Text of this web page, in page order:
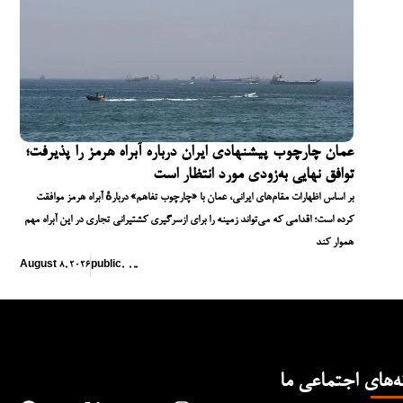
عمان چارچوب پیشنهادی ایران درباره آبراه هرمز را پذیرفت؛
توافق نهایی به‌زودی مورد انتظار است
بر اساس اظهارات مقام‌های ایرانی، عمان با «چارچوب تفاهم» دربارهٔ آبراه هرمز موافقت
کرده است؛ اقدامی که می‌تواند زمینه را برای ازسرگیری کشتیرانی تجاری در این آبراه مهم
هموار کند
August 8, 2026 public, ,,,
اجتماعی ما